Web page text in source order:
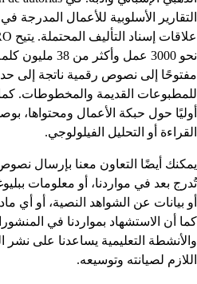
مفتوحًا إلى نصوص رقمية ناتجة إلى حد
للمطبوعات القديمة والمخطوطات. كما
أوليًا حول حبكة الأعمال ومحتواها،
القراءة أو التحليل الفيلولوجي.
يمكنك أيضًا التعاون معنا بإرسال
تُدرج بعد في مواردنا، أو معلومات
أو بيانات عن الشواهد النصية، أو أي
كما أن الاستشهاد بمواردنا في
والأنشطة التعليمية يساعدنا على
اللازم لصيانته وتوسيعه.